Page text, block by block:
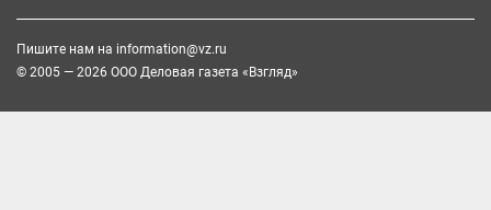
Пишите нам на information@vz.ru
© 2005 — 2026 ООО Деловая газета «Взгляд»